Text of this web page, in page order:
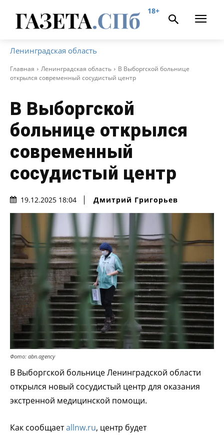
18+
Ленинградская область
Главная Ленинградская область
В Выборгской больнице
открылся современный сосудистый центр
В Выборгской
больнице открылся
современный
сосудистый центр
19.12.2025 18:04 Дмитрий Григорьев
Фото: abn.agency
В Выборгской больнице Ленинградской области
открылся новый сосудистый центр для оказания
экстренной медицинской помощи.
Как сообщаетallnw.ru, центр будет